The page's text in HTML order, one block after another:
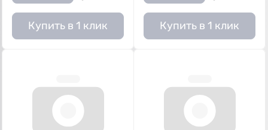
Купить в 1 клик Купить в 1 клик